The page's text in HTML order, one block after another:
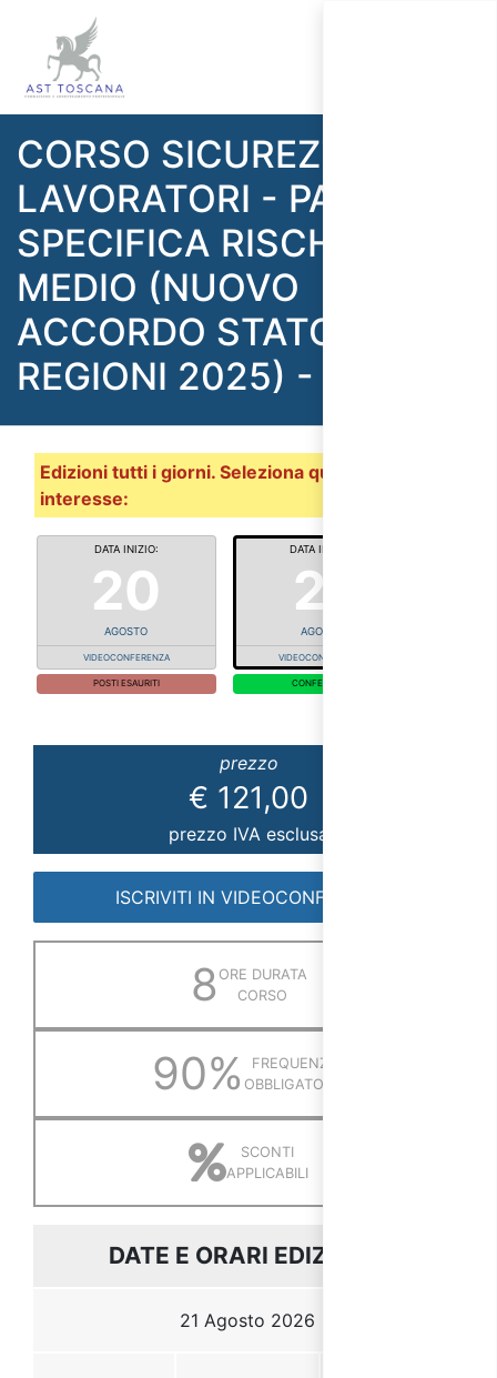
CORSO SICUREZZA
LAVORATORI - PARTE
SPECIFICA RISCHIO
MEDIO (NUOVO
ACCORDO STATO
REGIONI 2025) - 8 ORE